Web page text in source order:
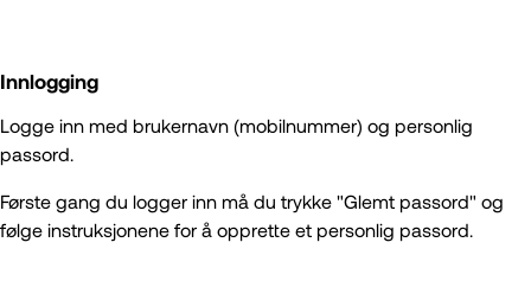
Innlogging
Logge inn med brukernavn (mobilnummer) og personlig
passord.
Første gang du logger inn må du trykke "Glemt passord" og
følge instruksjonene for å opprette et personlig passord.